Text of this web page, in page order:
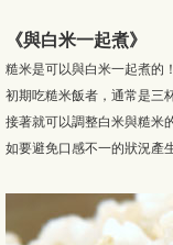
《與白米一起煮》
糙米是可以與白米一起煮的！
初期吃糙米飯者，通常是三
接著就可以調整白米與糙米
如要避免口感不一的狀況產